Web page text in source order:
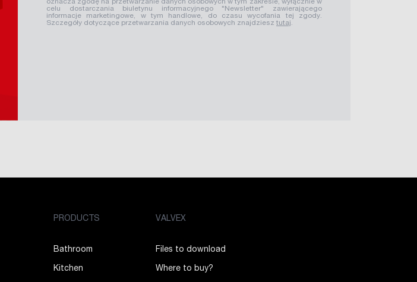
oznacza zgodę na przetwarzanie danych osobowych w tym zakresie, wyłącznie w
celu dostarczania biuletynu informacyjnego "Newsletter" zawierającego
informacje marketingowe, w tym handlowe, do czasu wycofania tej zgody.
Szczegóły dotyczące przetwarzania danych osobowych znajdziesz tutaj.
PRODUCTS
Bathroom
Kitchen
VALVEX
Files to download
Where to buy?